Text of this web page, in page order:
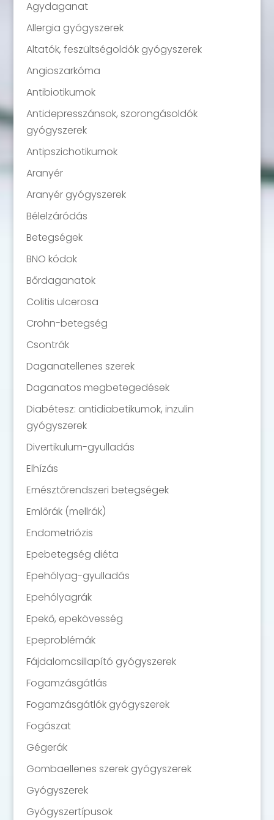
Agydaganat
Allergia gyógyszerek
Altatók, feszültségoldók gyógyszerek
Angioszarkóma
Antibiotikumok
Antidepresszánsok, szorongásoldók
gyógyszerek
Antipszichotikumok
Aranyér
Aranyér gyógyszerek
Bélelzáródás
Betegségek
BNO kódok
Bőrdaganatok
Colitis ulcerosa
Crohn-betegség
Csontrák
Daganatellenes szerek
Daganatos megbetegedések
Diabétesz: antidiabetikumok, inzulin
gyógyszerek
Divertikulum-gyulladás
Elhízás
Emésztőrendszeri betegségek
Emlőrák (mellrák)
Endometriózis
Epebetegség diéta
Epehólyag-gyulladás
Epehólyagrák
Epekő, epekövesség
Epeproblémák
Fájdalomcsillapító gyógyszerek
Fogamzásgátlás
Fogamzásgátlók gyógyszerek
Fogászat
Gégerák
Gombaellenes szerek gyógyszerek
Gyógyszerek
Gyógyszertípusok